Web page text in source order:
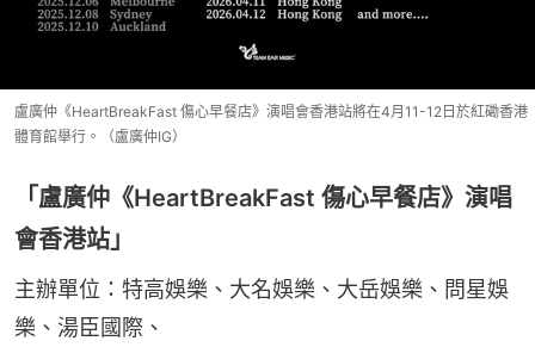
盧廣仲《HeartBreakFast 傷心早餐店》演唱會香港站將在4月11-12日於紅磡香港
體育館舉行。（盧廣仲IG）
「盧廣仲《HeartBreakFast 傷心早餐店》演唱
會香港站」
主辦單位：特高娛樂、大名娛樂、大岳娛樂、問星娛
樂、湯臣國際、